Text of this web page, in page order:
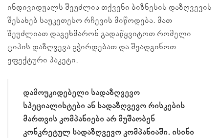
ინდივიდუალს შეუძლია თქვენი ბიზნესის დაზღვევის
შესახებ საუკეთესო რჩევის მიწოდება. მათ
შეუძლიათ დაგეხმარონ გადაწყვიტოთ რომელი
ტიპის დაზღვევა გჭირდებათ და შეადგინოთ
ეფექტური პაკეტი.
დამოუკიდებელი სადაზღვევო
სპეციალისტები ან სადაზღვევო რისკების
მართვის კომპანიები არ მუშაობენ
კონკრეტულ სადაზღვევო კომპანიაში. ისინი